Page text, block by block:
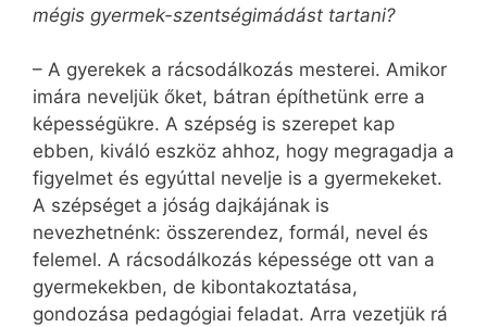
mégis gyermek-szentségimádást tartani?
– A gyerekek a rácsodálkozás mesterei. Amikor
imára neveljük őket, bátran építhetünk erre a
képességükre. A szépség is szerepet kap
ebben, kiváló eszköz ahhoz, hogy megragadja a
figyelmet és egyúttal nevelje is a gyermekeket.
A szépséget a jóság dajkájának is
nevezhetnénk: összerendez, formál, nevel és
felemel. A rácsodálkozás képessége ott van a
gyermekekben, de kibontakoztatása,
gondozása pedagógiai fel­adat. Arra vezetjük rá